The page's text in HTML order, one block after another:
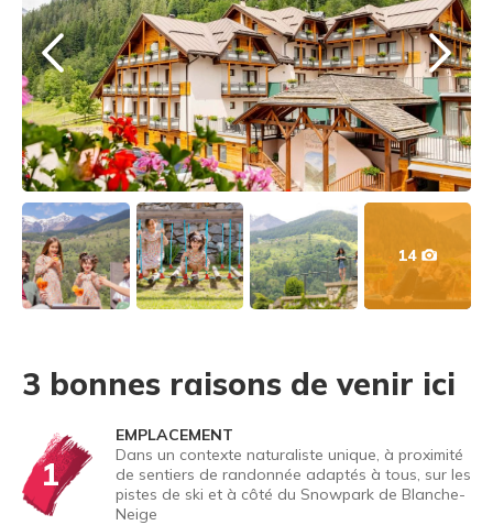
14
3 bonnes raisons de venir ici
1
EMPLACEMENT
Dans un contexte naturaliste unique, à proximité
de sentiers de randonnée adaptés à tous, sur les
pistes de ski et à côté du Snowpark de Blanche-
Neige